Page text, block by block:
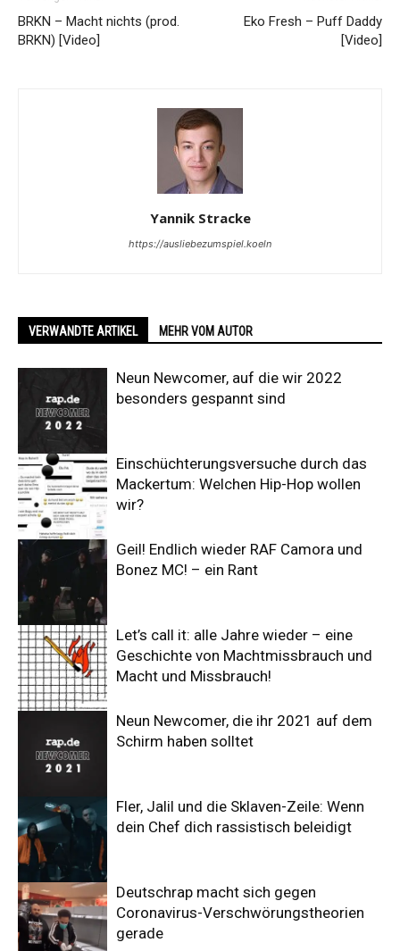
BRKN – Macht nichts (prod.
BRKN) [Video]
Eko Fresh – Puff Daddy
[Video]
Yannik Stracke
https://ausliebezumspiel.koeln
VERWANDTE ARTIKEL MEHR VOM AUTOR
Neun Newcomer, auf die wir 2022
besonders gespannt sind
Einschüchterungsversuche durch das
Mackertum: Welchen Hip-Hop wollen
wir?
Geil! Endlich wieder RAF Camora und
Bonez MC! – ein Rant
Let’s call it: alle Jahre wieder – eine
Geschichte von Machtmissbrauch und
Macht und Missbrauch!
Neun Newcomer, die ihr 2021 auf dem
Schirm haben solltet
Fler, Jalil und die Sklaven-Zeile: Wenn
dein Chef dich rassistisch beleidigt
Deutschrap macht sich gegen
Coronavirus-Verschwörungstheorien
gerade